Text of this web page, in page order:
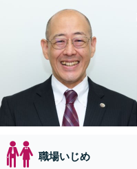
職場いじめ